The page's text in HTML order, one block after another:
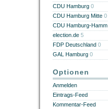
CDU Hamburg 0
CDU Hamburg Mitte 0
CDU Hamburg-Hamm
election.de 5
FDP Deutschland 0
GAL Hamburg 0
Optionen
Anmelden
Eintrags-Feed
Kommentar-Feed